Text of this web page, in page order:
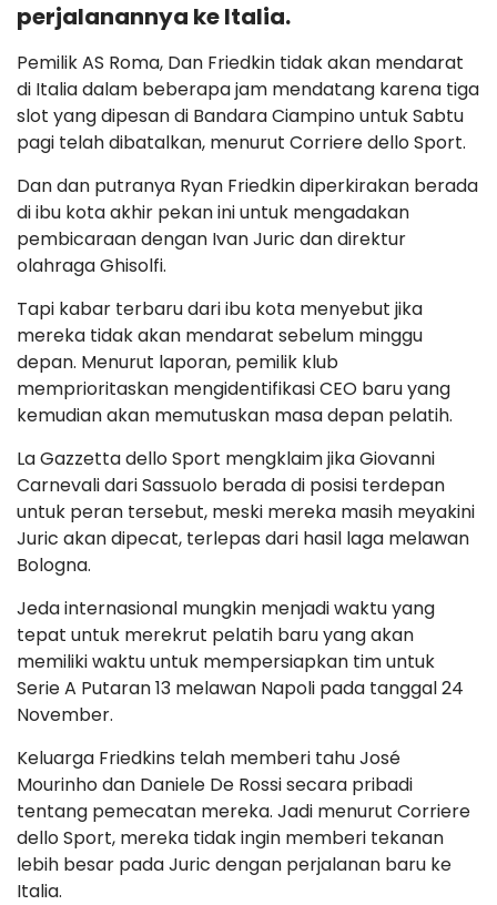
perjalanannya ke Italia.
Pemilik AS Roma, Dan Friedkin tidak akan mendarat
di Italia dalam beberapa jam mendatang karena tiga
slot yang dipesan di Bandara Ciampino untuk Sabtu
pagi telah dibatalkan, menurut Corriere dello Sport.
Dan dan putranya Ryan Friedkin diperkirakan berada
di ibu kota akhir pekan ini untuk mengadakan
pembicaraan dengan Ivan Juric dan direktur
olahraga Ghisolfi.
Tapi kabar terbaru dari ibu kota menyebut jika
mereka tidak akan mendarat sebelum minggu
depan. Menurut laporan, pemilik klub
memprioritaskan mengidentifikasi CEO baru yang
kemudian akan memutuskan masa depan pelatih.
La Gazzetta dello Sport mengklaim jika Giovanni
Carnevali dari Sassuolo berada di posisi terdepan
untuk peran tersebut, meski mereka masih meyakini
Juric akan dipecat, terlepas dari hasil laga melawan
Bologna.
Jeda internasional mungkin menjadi waktu yang
tepat untuk merekrut pelatih baru yang akan
memiliki waktu untuk mempersiapkan tim untuk
Serie A Putaran 13 melawan Napoli pada tanggal 24
November.
Keluarga Friedkins telah memberi tahu José
Mourinho dan Daniele De Rossi secara pribadi
tentang pemecatan mereka. Jadi menurut Corriere
dello Sport, mereka tidak ingin memberi tekanan
lebih besar pada Juric dengan perjalanan baru ke
Italia.